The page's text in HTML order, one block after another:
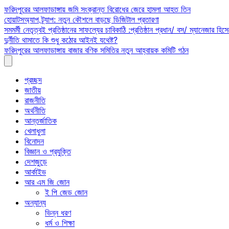
Skip
to
content
ফরিদপুরের আলফাডাঙ্গায় জমি সংক্রান্ত বিরোধের জেরে হামলা আহত তিন
হোয়াটসঅ্যাপ ট্র্যাপ: নতুন কৌশলে বাড়ছে ডিজিটাল প্রতারণা
সমমর্মী নেতৃত্বই প্রতিষ্ঠানের সাফল্যের চাবিকাঠি :প্রতিষ্ঠান প্রধান/ বস/ ম্যানেজার
দুর্নীতি থামাতে কি শুধু কঠোর আইনই যথেষ্ট?
ফরিদপুরের আলফাডাঙ্গায় বাজার বণিক সমিতির নতুন আহ্বায়ক কমিটি গঠন
প্রচ্ছদ
জাতীয়
রাজনীতি
অর্থনীতি
আন্তর্জাতিক
খেলাধুলা
বিনোদন
বিজ্ঞান ও প্রযুক্তি
দেশজুড়ে
আর্কাইভ
আর এম জি জোন
ই পি জেড জোন
অন্যান্য
ভিন্ন ধরণ
ধর্ম ও শিক্ষা